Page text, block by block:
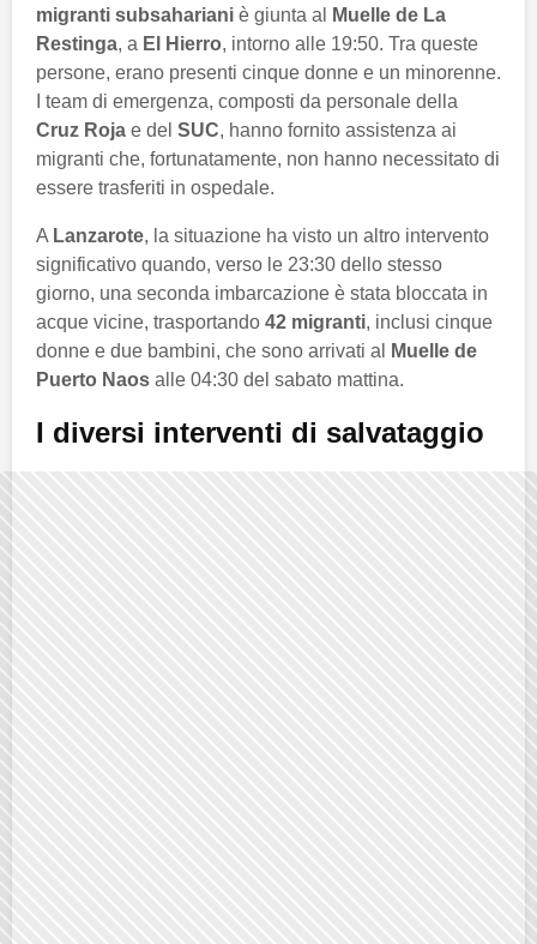
migranti subsahariani è giunta al
Muelle de La
Restinga, a El Hierro, intorno alle 19:50. Tra queste
persone, erano presenti cinque donne e un minorenne.
I team di emergenza, composti da personale della
Cruz Roja e del SUC, hanno fornito assistenza ai
migranti che, fortunatamente, non hanno necessitato di
essere trasferiti in ospedale.
A Lanzarote, la situazione ha visto un altro intervento
significativo quando, verso le 23:30 dello stesso
giorno, una seconda imbarcazione è stata bloccata in
acque vicine, trasportando 42 migranti, inclusi cinque
donne e due bambini, che sono arrivati al
Muelle de
Puerto Naos alle 04:30 del sabato mattina.
I diversi interventi di salvataggio